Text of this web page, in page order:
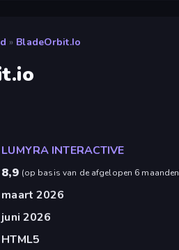
» BladeOrbit.io
LUMYRA INTERACTIVE
8,9 (op basis van de afgelopen 6 maanden
maart 2026
juni 2026
HTML5